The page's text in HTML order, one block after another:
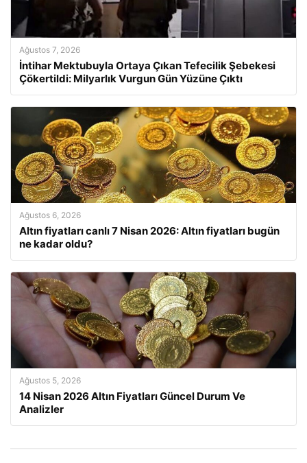
Ağustos 7, 2026
İntihar Mektubuyla Ortaya Çıkan Tefecilik Şebekesi
Çökertildi: Milyarlık Vurgun Gün Yüzüne Çıktı
Ağustos 6, 2026
Altın fiyatları canlı 7 Nisan 2026: Altın fiyatları bugün
ne kadar oldu?
Ağustos 5, 2026
14 Nisan 2026 Altın Fiyatları Güncel Durum Ve
Analizler